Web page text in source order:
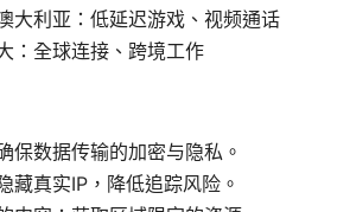
大利亚：低延迟游戏、视频通话
：全球连接、跨境工作
保数据传输的加密与隐私。
藏真实IP，降低追踪风险。